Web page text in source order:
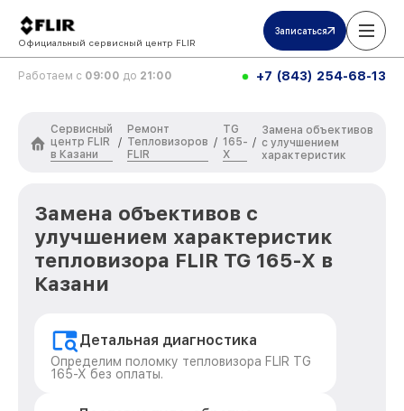
Официальный сервисный центр FLIR
Записаться
Работаем с 09:00 до 21:00 +7 (843) 254-68-13
Сервисный
центр FLIR
в Казани
/
Ремонт
Тепловизоров
FLIR
/
TG
165-
X
/
Замена объективов
с улучшением
характеристик
Замена объективов с
улучшением характеристик
тепловизора FLIR TG 165-X в
Казани
Детальная диагностика
Определим поломку тепловизора FLIR TG
165-X без оплаты.